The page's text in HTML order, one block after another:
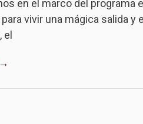
en el marco del programa
vivir una mágica salida y